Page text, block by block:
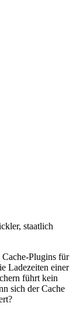
staatlich
Cache-Plugins für
Ladezeiten einer
führt kein
sich der Cache